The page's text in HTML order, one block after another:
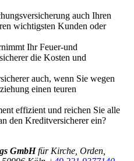
auch Ihren
wichtigsten Kunden oder
Ihr Feuer-und
die Kosten und
auch, wenn Sie wegen
einen teuren
effizient und reichen Sie alle
den Kreditversicherer ein?
GmbHfür Kirche, Orden,